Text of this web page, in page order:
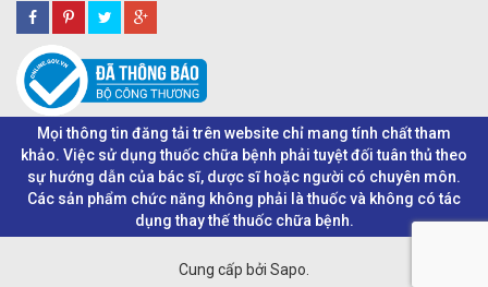
Mọi thông tin đăng tải trên website chỉ mang tính chất tham
khảo. Việc sử dụng thuốc chữa bệnh phải tuyệt đối tuân thủ theo
sự hướng dẫn của bác sĩ, dược sĩ hoặc người có chuyên môn.
Các sản phẩm chức năng không phải là thuốc và không có tác
dụng thay thế thuốc chữa bệnh.
Cung cấp bởi Sapo.